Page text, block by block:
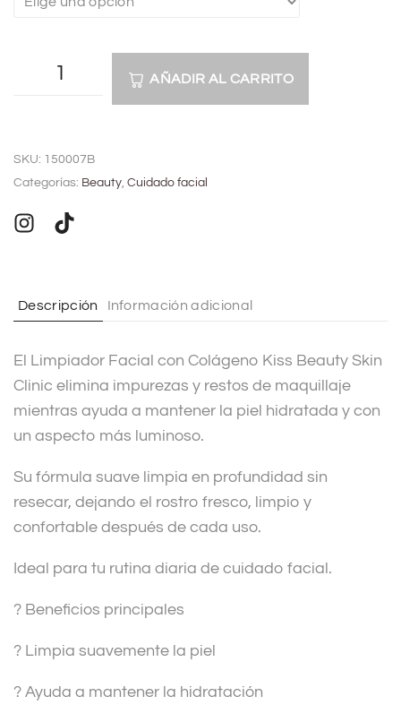
AÑADIR AL CARRITO
t
e
r
i
e
:
SKU: 150007B
Categorías: Beauty Cuidado facial
Descripción Información adicional
El Limpiador Facial con Colágeno Kiss Beauty Skin
Clinic elimina impurezas y restos de maquillaje
mientras ayuda a mantener la piel hidratada y con
un aspecto más luminoso.
Su fórmula suave limpia en profundidad sin
resecar, dejando el rostro fresco, limpio y
confortable después de cada uso.
Ideal para tu rutina diaria de cuidado facial.
? Beneficios principales
? Limpia suavemente la piel
? Ayuda a mantener la hidratación